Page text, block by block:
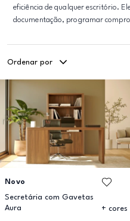
eficiência de qualquer escritório.
documentação, programar
Ordenar por
Novo
Secretária com Gavetas
Aura
+ cores